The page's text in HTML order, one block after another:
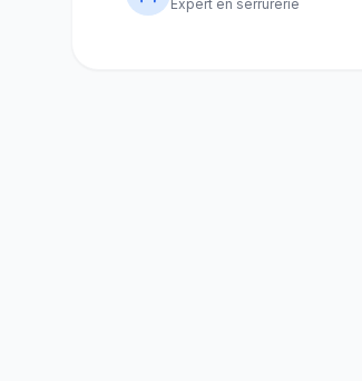
Expert en serrurerie